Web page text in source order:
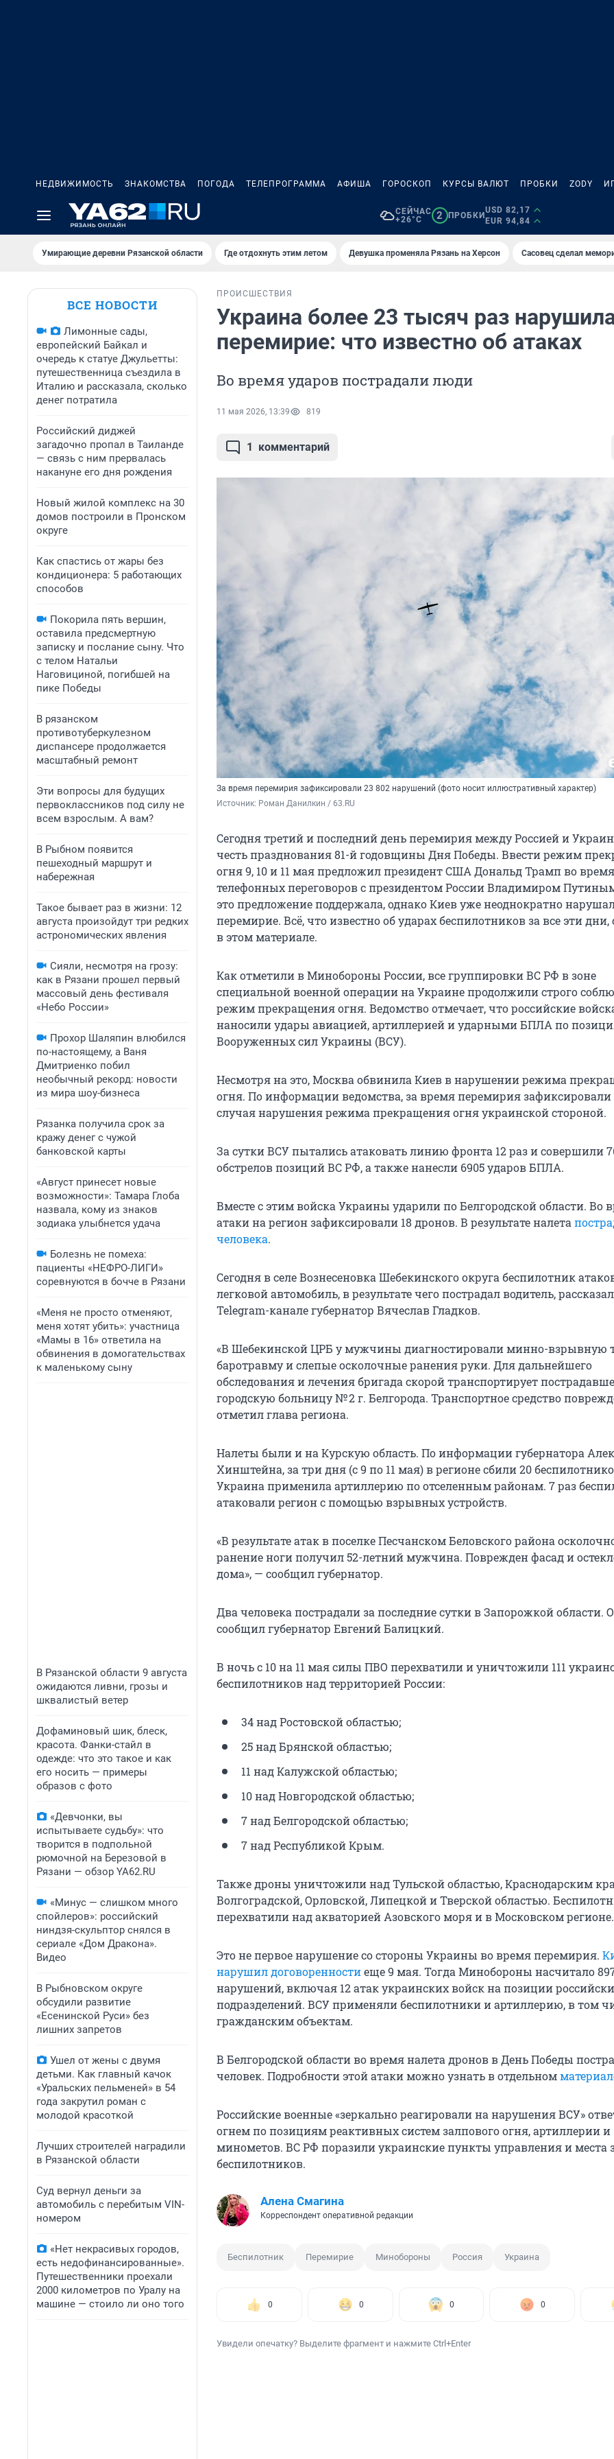
НЕДВИЖИМОСТЬ ЗНАКОМСТВА ПОГОДА ТЕЛЕПРОГРАММА АФИША ГОРОСКОП КУРСЫ ВАЛЮТ ПРОБКИ ZODY
СЕЙЧАС
+26°C
2 ПРОБКИ
USD 82,17
EUR 94,84
Умирающие деревни Рязанской области Где отдохнуть этим летом Девушка променяла Рязань на Херсон Сасовец сделал
ВСЕ НОВОСТИ
Лимонные сады,
европейский Байкал и
очередь к статуе Джульетты:
путешественница съездила в
Италию и рассказала, сколько
денег потратила
Российский диджей
загадочно пропал в Таиланде
— связь с ним прервалась
накануне его дня рождения
Новый жилой комплекс на 30
домов построили в Пронском
округе
Как спастись от жары без
кондиционера: 5 работающих
способов
Покорила пять вершин,
оставила предсмертную
записку и послание сыну. Что
с телом Натальи
Наговициной, погибшей на
пике Победы
В рязанском
противотуберкулезном
диспансере продолжается
масштабный ремонт
Эти вопросы для будущих
первоклассников под силу не
всем взрослым. А вам?
В Рыбном появится
пешеходный маршрут и
набережная
Такое бывает раз в жизни: 12
августа произойдут три редких
астрономических явления
Сияли, несмотря на грозу:
как в Рязани прошел первый
массовый день фестиваля
«Небо России»
Прохор Шаляпин влюбился
по-настоящему, а Ваня
Дмитриенко побил
необычный рекорд: новости
из мира шоу-бизнеса
Рязанка получила срок за
кражу денег с чужой
банковской карты
«Август принесет новые
возможности»: Тамара Глоба
назвала, кому из знаков
зодиака улыбнется удача
Болезнь не помеха:
пациенты «НЕФРО-ЛИГИ»
соревнуются в бочче в Рязани
«Меня не просто отменяют,
меня хотят убить»: участница
«Мамы в 16» ответила на
обвинения в домогательствах
к маленькому сыну
В Рязанской области 9 августа
ожидаются ливни, грозы и
шквалистый ветер
Дофаминовый шик, блеск,
красота. Фанки-стайл в
одежде: что это такое и как
его носить — примеры
образов с фото
«Девчонки, вы
испытываете судьбу»: что
творится в подпольной
рюмочной на Березовой в
Рязани — обзор YA62.RU
«Минус — слишком много
спойлеров»: российский
ниндзя-скульптор снялся в
сериале «Дом Дракона».
Видео
В Рыбновском округе
обсудили развитие
«Есенинской Руси» без
лишних запретов
Ушел от жены с двумя
детьми. Как главный качок
«Уральских пельменей» в 54
года закрутил роман с
молодой красоткой
Лучших строителей наградили
в Рязанской области
Суд вернул деньги за
автомобиль с перебитым VIN-
номером
«Нет некрасивых городов,
есть недофинансированные».
Путешественники проехали
2000 километров по Уралу на
машине — стоило ли оно того
ПРОИСШЕСТВИЯ
Украина более 23 тысяч раз
перемирие: что известно об атаках
Во время ударов пострадали люди
11 мая 2026, 13:39 819
1 комментарий
За время перемирия зафиксировали 23 802 нарушений (фото носит иллюстративный характер)
Источник: Роман Данилкин / 63.RU
Сегодня третий и последний день перемирия между Россией и
честь празднования 81-й годовщины Дня Победы. Ввести режим
огня 9, 10 и 11 мая предложил президент США Дональд Трамп во время
телефонных переговоров с президентом России Владимиром
это предложение поддержала, однако Киев уже неоднократно
перемирие. Всё, что известно об ударах беспилотников за все эти дни,
в этом материале.
Как отметили в Минобороны России, все группировки ВС РФ в зоне
специальной военной операции на Украине продолжили строго
режим прекращения огня. Ведомство отмечает, что российские
наносили удары авиацией, артиллерией и ударными БПЛА по
Вооруженных сил Украины (ВСУ).
Несмотря на это, Москва обвинила Киев в нарушении режима
огня. По информации ведомства, за время перемирия зафиксировали
случая нарушения режима прекращения огня украинской стороной.
За сутки ВСУ пытались атаковать линию фронта 12 раз и совершили
обстрелов позиций ВС РФ, а также нанесли 6905 ударов БПЛА.
Вместе с этим войска Украины ударили по Белгородской области. Во
атаки на регион зафиксировали 18 дронов. В результате налета
человека.
Сегодня в селе Вознесеновка Шебекинского округа беспилотник
легковой автомобиль, в результате чего пострадал водитель,
Telegram-канале губернатор Вячеслав Гладков.
«В Шебекинской ЦРБ у мужчины диагностировали минно-взрывную
баротравму и слепые осколочные ранения руки. Для дальнейшего
обследования и лечения бригада скорой транспортирует
городскую больницу № 2 г. Белгорода. Транспортное средство
отметил глава региона.
Налеты были и на Курскую область. По информации губернатора
Хинштейна, за три дня (с 9 по 11 мая) в регионе сбили 20
Украина применила артиллерию по отселенным районам. 7 раз
атаковали регион с помощью взрывных устройств.
«В результате атак в поселке Песчанском Беловского района
ранение ноги получил 52-летний мужчина. Поврежден фасад и
дома», — сообщил губернатор.
Два человека пострадали за последние сутки в Запорожкой области.
сообщил губернатор Евгений Балицкий.
В ночь с 10 на 11 мая силы ПВО перехватили и уничтожили 111
беспилотников над территорией России:
34 над Ростовской областью;
25 над Брянской областью;
11 над Калужской областью;
10 над Новгородской областью;
7 над Белгородской областью;
7 над Республикой Крым.
Также дроны уничтожили над Тульской областью, Краснодарским
Волгоградской, Орловской, Липецкой и Тверской областью.
перехватили над акваторией Азовского моря и в Московском регионе.
Это не первое нарушение со стороны Украины во время перемирия.
нарушил договоренностиеще 9 мая. Тогда Минобороны насчитало
нарушений, включая 12 атак украинских войск на позиции
подразделений. ВСУ применяли беспилотники и артиллерию, в том
гражданским объектам.
В Белгородской области во время налета дронов в День Победы
человек. Подробности этой атаки можно узнать в отдельном
Российские военные «зеркально реагировали на нарушения ВСУ»
огнем по позициям реактивных систем залпового огня, артиллерии и
минометов. ВС РФ поразили украинские пункты управления и места
беспилотников.
Алена Смагина
Корреспондент оперативной редакции
Беспилотник Перемирие Минобороны Россия Украина
0 0 0 0
Увидели опечатку? Выделите фрагмент и нажмите Ctrl+Enter